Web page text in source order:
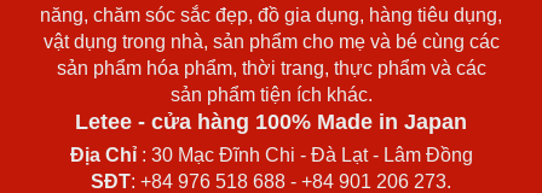
năng, chăm sóc sắc đẹp, đồ gia dụng, hàng tiêu dụng,
vật dụng trong nhà, sản phẩm cho mẹ và bé cùng các
sản phẩm hóa phẩm, thời trang, thực phẩm và các
sản phẩm tiện ích khác.
Letee - cửa hàng 100% Made in Japan
Địa Chỉ: 30 Mạc Đĩnh Chi - Đà Lạt - Lâm Đồng
SĐT: +84 976 518 688 - +84 901 206 273.